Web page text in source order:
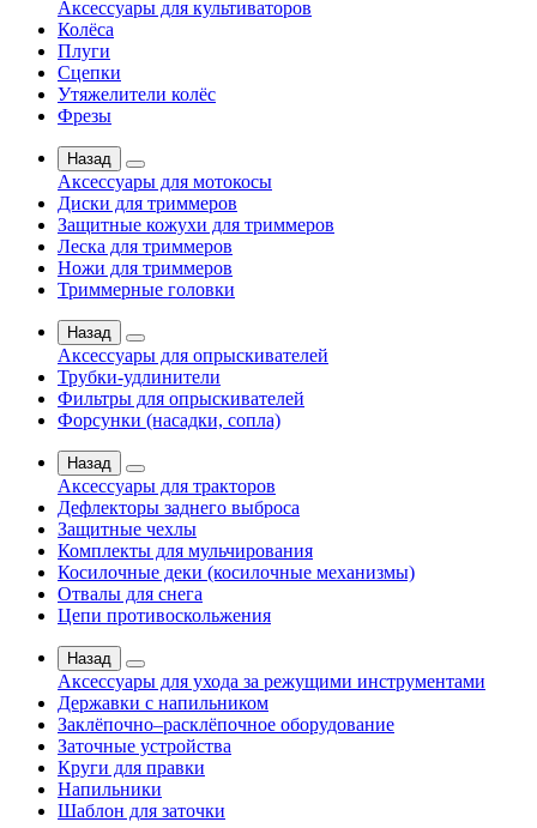
Аксессуары для культиваторов
Колёса
Плуги
Сцепки
Утяжелители колёс
Фрезы
Назад
Аксессуары для мотокосы
Диски для триммеров
Защитные кожухи для триммеров
Леска для триммеров
Ножи для триммеров
Триммерные головки
Назад
Аксессуары для опрыскивателей
Трубки-удлинители
Фильтры для опрыскивателей
Форсунки (насадки, сопла)
Назад
Аксессуары для тракторов
Дефлекторы заднего выброса
Защитные чехлы
Комплекты для мульчирования
Косилочные деки (косилочные механизмы)
Отвалы для снега
Цепи противоскольжения
Назад
Аксессуары для ухода за режущими инструментами
Державки с напильником
Заклёпочно–расклёпочное оборудование
Заточные устройства
Круги для правки
Напильники
Шаблон для заточки